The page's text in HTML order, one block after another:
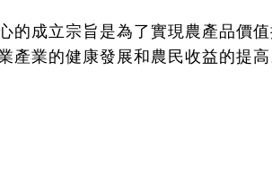
的成立宗旨是為了實現農產品價
產業的健康發展和農民收益的提高